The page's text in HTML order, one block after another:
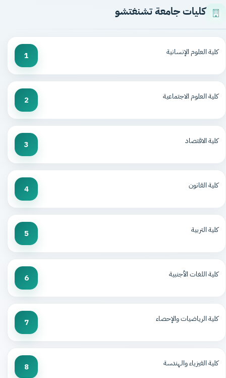
كليات جامعة تشنغتشو
كلية العلوم الإنسانية 1
كلية العلوم الاجتماعية 2
كلية الاقتصاد 3
كلية القانون 4
كلية التربية 5
كلية اللغات الأجنبية 6
كلية الرياضيات والإحصاء 7
كلية الفيزياء والهندسة 8